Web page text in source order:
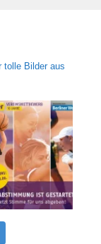
tolle Bilder aus